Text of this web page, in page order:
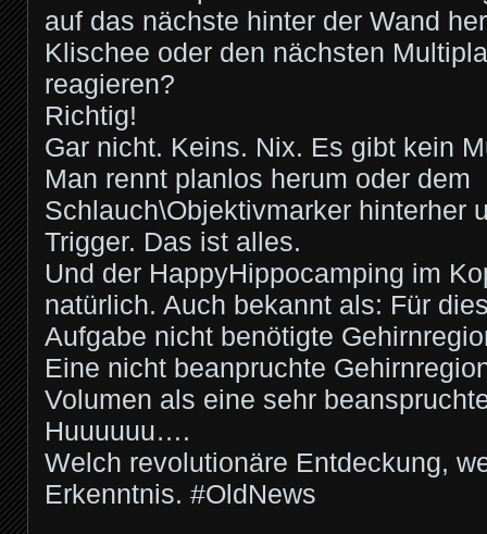
auf das nächste hinter der Wand
Klischee oder den nächsten
reagieren?
Richtig!
Gar nicht. Keins. Nix. Es gibt kein
Man rennt planlos herum oder dem
Schlauch\Objektivmarker hinterher
Trigger. Das ist alles.
Und der HappyHippocamping im
natürlich. Auch bekannt als: Für
Aufgabe nicht benötigte
Eine nicht beanpruchte
Volumen als eine sehr
Huuuuuu….
Welch revolutionäre Entdeckung,
Erkenntnis. #OldNews